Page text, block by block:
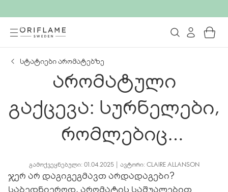
სტატიები არომატებზე
არომატული
გაქცევა: სურნელები,
რომლებიც
გამოგზაურებთ
ᲒᲐᲛᲝᲥᲕᲔᲧᲜᲔᲑᲣᲚᲘ: 01.04.2025 | ᲐᲕᲢᲝᲠᲘ: CLAIRE ALLANSON
ჯერ არ დაგიგეგმავთ არდადაგები?
საბედნიეროდ, არომატის საშუალებით